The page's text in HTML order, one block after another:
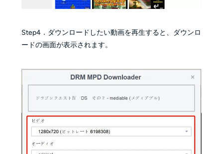
Step4．ダウンロードしたい動画を再生すると、ダウンロ
ードの画面が表示されます。